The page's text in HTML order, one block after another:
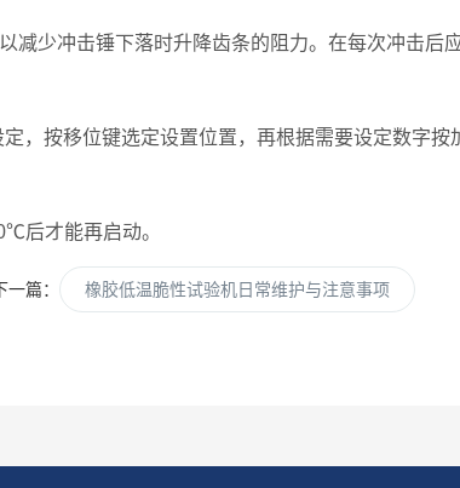
减少冲击锤下落时升降齿条的阻力。在每次冲击后
按移位键选定设置位置，再根据需要设定数字按
后才能再启动。
一篇： 橡胶低温脆性试验机日常维护与注意事项